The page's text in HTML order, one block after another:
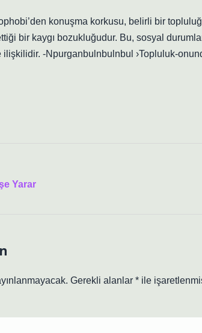
konuşma korkusu, belirli bir
bir kaygı bozukluğudur. Bu, sosyal
ilişkilidir. -Npurganbulnbulnbul ›Topluluk-
Yarar
Gerekli alanlar * ile